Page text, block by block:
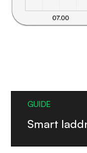
GUIDE
Smart